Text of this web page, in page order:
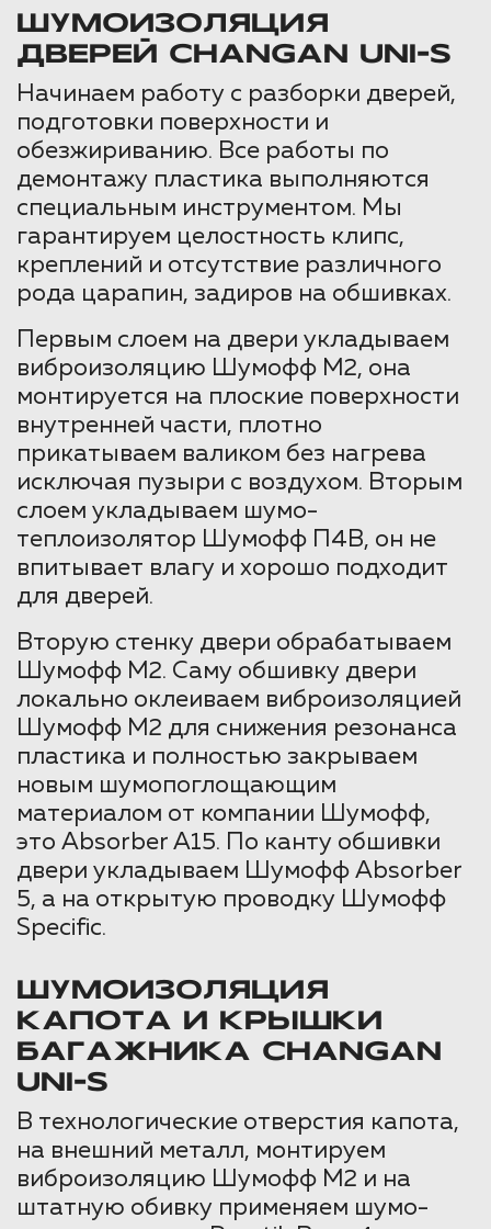
ШУМОИЗОЛЯЦИЯ
ДВЕРЕЙ CHANGAN UNI-S
Начинаем работу с разборки дверей,
подготовки поверхности и
обезжириванию. Все работы по
демонтажу пластика выполняются
специальным инструментом. Мы
гарантируем целостность клипс,
креплений и отсутствие различного
рода царапин, задиров на обшивках.
Первым слоем на двери укладываем
виброизоляцию Шумофф М2, она
монтируется на плоские поверхности
внутренней части, плотно
прикатываем валиком без нагрева
исключая пузыри с воздухом. Вторым
слоем укладываем шумо-
теплоизолятор Шумофф П4В, он не
впитывает влагу и хорошо подходит
для дверей.
Вторую стенку двери обрабатываем
Шумофф М2. Саму обшивку двери
локально оклеиваем виброизоляцией
Шумофф М2 для снижения резонанса
пластика и полностью закрываем
новым шумопоглощающим
материалом от компании Шумофф,
это Absorber A15. По канту обшивки
двери укладываем Шумофф Absorber
5, а на открытую проводку Шумофф
Specific.
ШУМОИЗОЛЯЦИЯ
КАПОТА И КРЫШКИ
БАГАЖНИКА CHANGAN
UNI-S
В технологические отверстия капота,
на внешний металл, монтируем
виброизоляцию Шумофф М2 и на
штатную обивку применяем шумо-